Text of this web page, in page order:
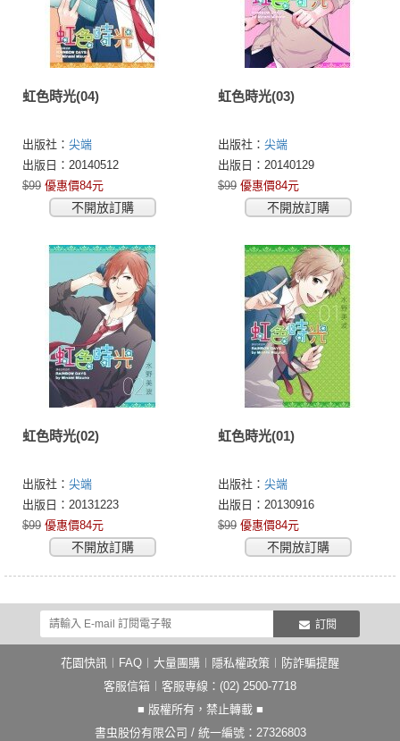
虹色時光(04)
出版社： 尖端
出版日：20140512
$99 優惠價84元
不開放訂購
虹色時光(03)
出版社： 尖端
出版日：20140129
$99 優惠價84元
不開放訂購
虹色時光(02)
出版社： 尖端
出版日：20131223
$99 優惠價84元
不開放訂購
虹色時光(01)
出版社： 尖端
出版日：20130916
$99 優惠價84元
不開放訂購
訂閱
花園快訊 FAQ 大量團購 隱私權政策
防詐騙提醒
客服信箱 ︱客服專線：(02) 2500-7718
■ 版權所有，禁止轉載 ■
書虫股份有限公司 / 統一編號：27326803